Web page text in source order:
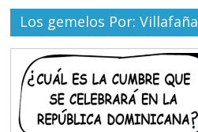
Los gemelos Por: Villafaña